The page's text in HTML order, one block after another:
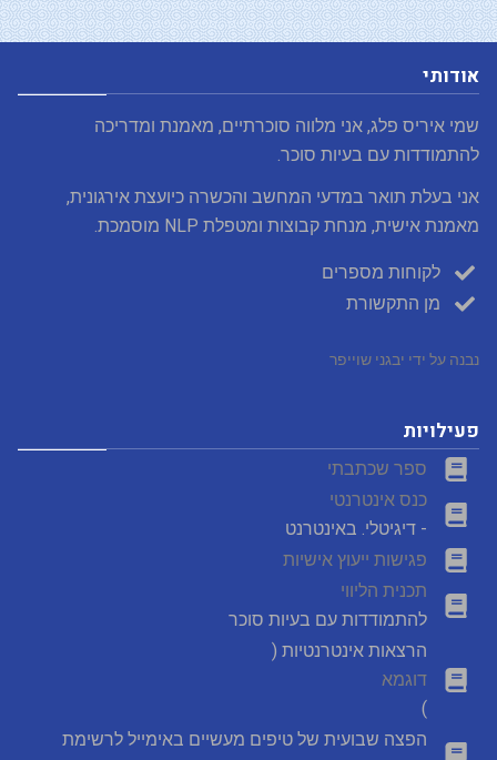
אודותי
שמי איריס פלג, אני מלווה סוכרתיים, מאמנת ומדריכה
להתמודדות עם בעיות סוכר.
אני בעלת תואר במדעי המחשב והכשרה כיועצת אירגונית,
מאמנת אישית, מנחת קבוצות ומטפלת NLP מוסמכת.
לקוחות מספרים
מן התקשורת
נבנה על ידי יבגני שוייפר
פעילויות
ספר שכתבתי
כנס אינטרנטי
- דיגיטלי. באינטרנט
פגישות ייעוץ אישיות
תכנית הליווי
להתמודדות עם בעיות סוכר
הרצאות אינטרנטיות (
דוגמא
)
הפצה שבועית של טיפים מעשיים באימייל לרשימת